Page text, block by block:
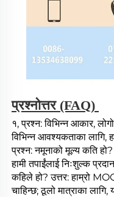
प्रश्नोत्तर (FAQ)
१, प्रश्न: विभिन्न आकार,
विभिन्न आवश्यकताका लागि,
प्रश्न: नमूनाको मूल्य कति
हामी तपाईंलाई निःशुल्क
कहिले हो? उत्तर: हाम्रो
चाहिन्छ; ठूलो मात्राका